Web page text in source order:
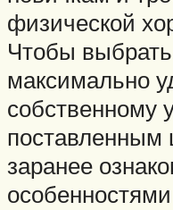
физической
Чтобы
максимально
собственному
поставленным
заранее